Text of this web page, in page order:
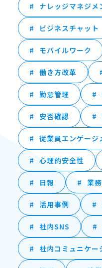
ナレッジマネジメ
ビジネスチャット
モバイルワーク
働き方改革
勤怠管理
安否確認
従業員エンゲージ
心理的安全性
日報 業
活用事例
社内SNS
社内コミュニケー